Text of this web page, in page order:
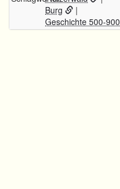
Burg
|
Geschichte 500-900